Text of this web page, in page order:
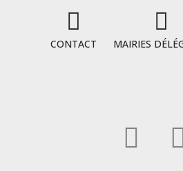
CONTACT MAIRIES